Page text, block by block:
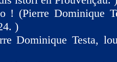
! (Pierre Dominique
)
Dominique Testa,